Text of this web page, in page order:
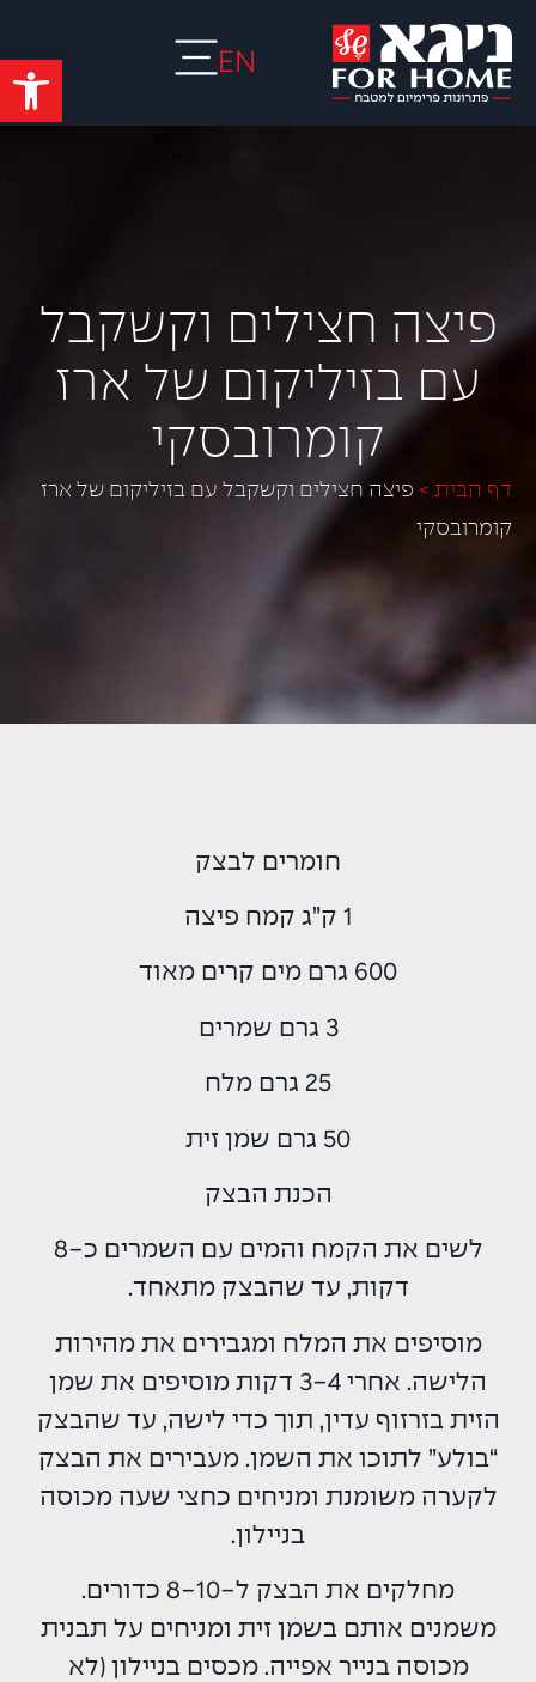
פתח EN
פיצה חצילים וקשקבל
עם בזיליקום של ארז
קומרובסקי
דף הבית > פיצה חצילים וקשקבל עם בזיליקום של ארז
קומרובסקי
חומרים לבצק
1 ק”ג קמח פיצה
600 גרם מים קרים מאוד
3 גרם שמרים
25 גרם מלח
50 גרם שמן זית
הכנת הבצק
לשים את הקמח והמים עם השמרים כ-8
דקות, עד שהבצק מתאחד.
מוסיפים את המלח ומגבירים את מהירות
הלישה. אחרי 3-4 דקות מוסיפים את שמן
הזית בזרזוף עדין, תוך כדי לישה, עד שהבצק
“בולע” לתוכו את השמן. מעבירים את הבצק
לקערה משומנת ומניחים כחצי שעה מכוסה
בניילון.
מחלקים את הבצק ל-8-10 כדורים.
משמנים אותם בשמן זית ומניחים על תבנית
מכוסה בנייר אפייה. מכסים בניילון (לא